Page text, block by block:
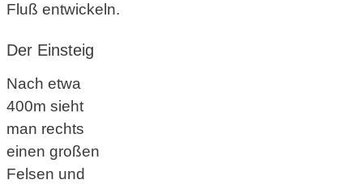
Fluß entwickeln.
Der Einsteig
Nach etwa
400m sieht
man rechts
einen großen
Felsen und